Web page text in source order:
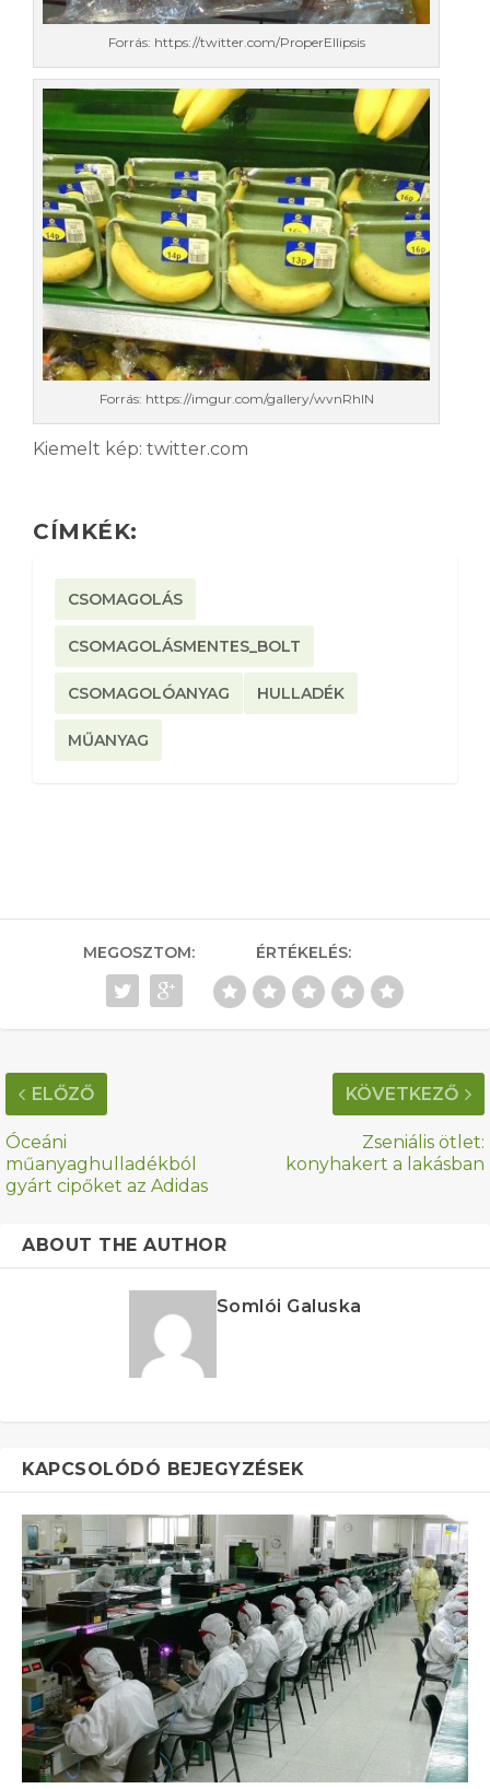
Forrás: https://twitter.com/ProperEllipsis
Forrás: https://imgur.com/gallery/wvnRhIN
Kiemelt kép: twitter.com
CÍMKÉK:
CSOMAGOLÁS
CSOMAGOLÁSMENTES_BOLT
CSOMAGOLÓANYAG HULLADÉK
MŰANYAG
MEGOSZTOM: ÉRTÉKELÉS:
ELŐZŐ
Óceáni
műanyaghulladékból
gyárt cipőket az Adidas
KÖVETKEZŐ
Zseniális ötlet:
konyhakert a lakásban
ABOUT THE AUTHOR
Somlói Galuska
KAPCSOLÓDÓ BEJEGYZÉSEK